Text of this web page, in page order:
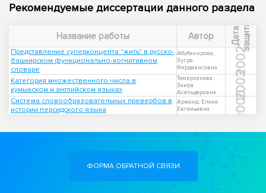
Рекомендуемые диссертации данного раздела
Название работы Автор Д
а
т
а
з
а
щ
и
т ы
Представление суперконцепта "жить" в русско-
башкирском функционально-когнитивном
словаре
Абубакирова,
Зугра
Фирдависовна
2002
Категория множественного числа в
кумыкском и английском языках
Темирханова,
Заира
Асельдеровна
2003
Система словообразовательных превербов в
истории персидского языка
Арманд, Елена
Евгеньевна
2000
ФОРМА ОБРАТНОЙ СВЯЗИ